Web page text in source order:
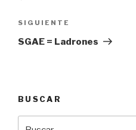
entradas
Siguiente
entrada
SIGUIENTE
SGAE = Ladrones
BUSCAR